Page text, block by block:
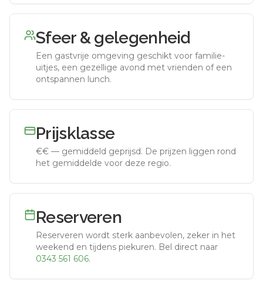
Sfeer & gelegenheid
Een gastvrije omgeving geschikt voor familie-
uitjes, een gezellige avond met vrienden of een
ontspannen lunch.
Prijsklasse
€€ — gemiddeld geprijsd. De prijzen liggen rond
het gemiddelde voor deze regio.
Reserveren
Reserveren wordt sterk aanbevolen, zeker in het
weekend en tijdens piekuren. Bel direct naar
0343 561 606.